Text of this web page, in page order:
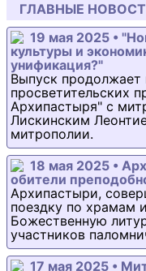
ГЛАВНЫЕ
19 мая 2025 •
культуры и
унификация?"
Выпуск продолжает
просветительских
Архипастыря" с
Лискинским
митрополии.
18 мая 2025 •
обители
Архипастыри,
поездку по храмам
Божественную
участников
17 мая 2025 •